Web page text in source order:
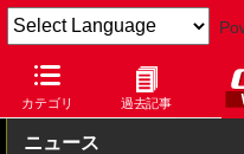
カテゴリ 過去記事
Car Watch 自動車
ニュース